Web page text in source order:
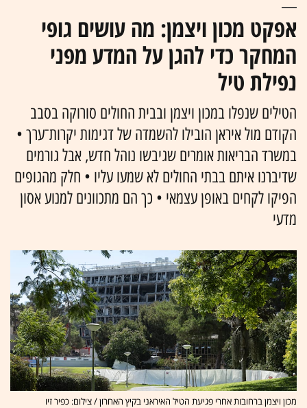
אפקט מכון ויצמן: מה עושים גופי
המחקר כדי להגן על המדע מפני
נפילת טיל
הטילים שנפלו במכון ויצמן ובבית החולים סורוקה בסבב
הקודם מול איראן הובילו להשמדה של דגימות יקרות־ערך •
במשרד הבריאות אומרים שגיבשו נוהל חדש, אבל גורמים
שדיברנו איתם בבתי החולים לא שמעו עליו • חלק מהגופים
הפיקו לקחים באופן עצמאי • כך הם מתכוונים למנוע אסון
מדעי
מכון ויצמן ברחובות אחרי פגיעת הטיל האיראני בקיץ האחרון / צילום: כפיר זיו